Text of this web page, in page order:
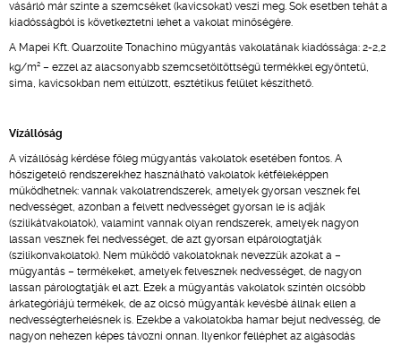
vásárló már szinte a szemcséket (kavicsokat) veszi meg. Sok esetben tehát a
kiadósságból is következtetni lehet a vakolat minőségére.
A Mapei Kft. Quarzolite Tonachino műgyantás vakolatának kiadóssága: 2-2,2
kg/m2 – ezzel az alacsonyabb szemcsetöltöttségű termékkel egyöntetű,
sima, kavicsokban nem eltúlzott, esztétikus felület készíthető.
Vízállóság
A vízállóság kérdése főleg műgyantás vakolatok esetében fontos. A
hőszigetelő rendszerekhez használható vakolatok kétféleképpen
működhetnek: vannak vakolatrendszerek, amelyek gyorsan vesznek fel
nedvességet, azonban a felvett nedvességet gyorsan le is adják
(szilikátvakolatok), valamint vannak olyan rendszerek, amelyek nagyon
lassan vesznek fel nedvességet, de azt gyorsan elpárologtatják
(szilikonvakolatok). Nem működő vakolatoknak nevezzük azokat a –
műgyantás – termékeket, amelyek felvesznek nedvességet, de nagyon
lassan párologtatják el azt. Ezek a műgyantás vakolatok szintén olcsóbb
árkategóriájú termékek, de az olcsó műgyanták kevésbé állnak ellen a
nedvességterhelésnek is. Ezekbe a vakolatokba hamar bejut nedvesség, de
nagyon nehezen képes távozni onnan. Ilyenkor felléphet az algásodás